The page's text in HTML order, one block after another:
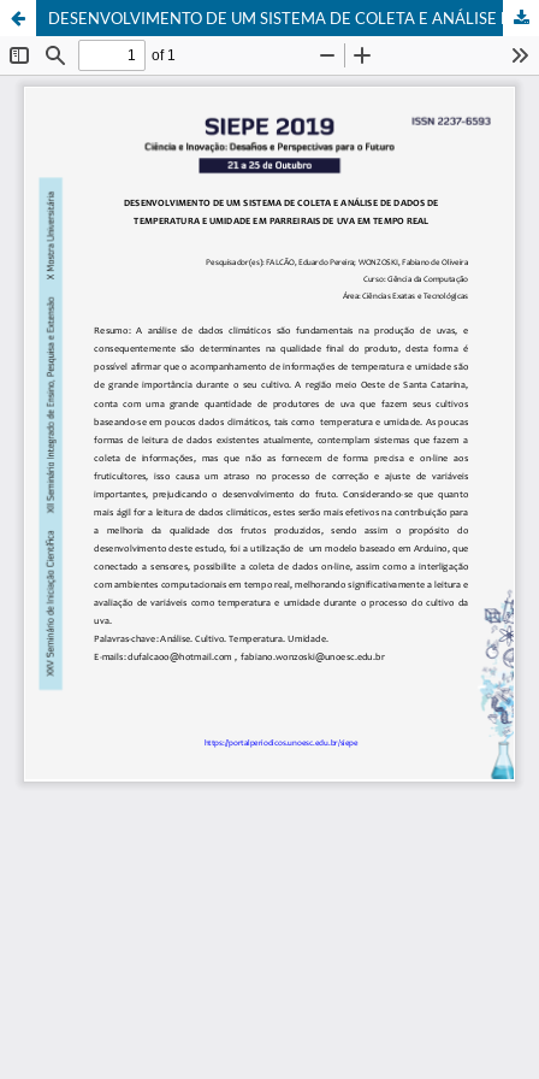
DESENVOLVIMENTO DE UM SISTEMA DE COLETA E ANÁLISE DE DADOS DE TEMPERATURA E UMIDADE EM PARREIRAIS DE UVA EM TEMPO REAL